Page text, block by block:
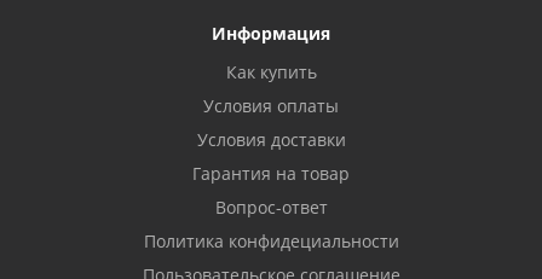
Информация
Как купить
Условия оплаты
Условия доставки
Гарантия на товар
Вопрос-ответ
Политика конфидециальности